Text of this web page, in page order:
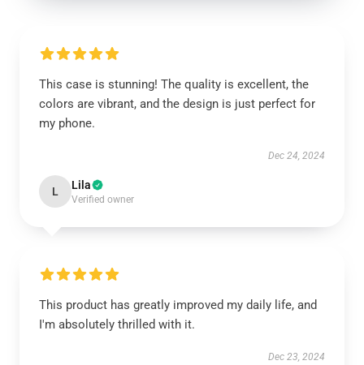
This case is stunning! The quality is excellent, the
colors are vibrant, and the design is just perfect for
my phone.
Dec 24, 2024
L Lila
Verified owner
This product has greatly improved my daily life, and
I'm absolutely thrilled with it.
Dec 23, 2024